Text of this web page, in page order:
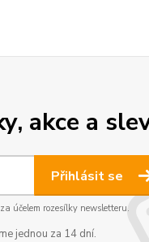
akce a
Přihlásit se
účelem rozesílky newsletteru.
jednou za 14 dní.